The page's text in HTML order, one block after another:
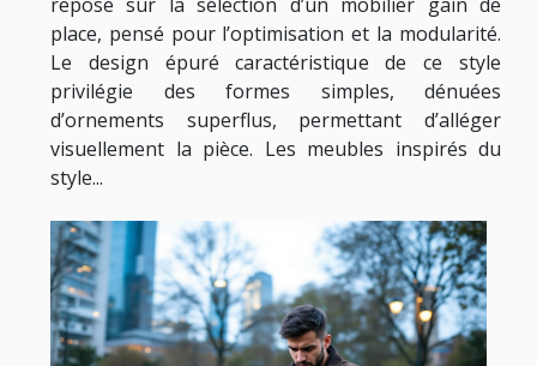
place, pensé pour l’optimisation et la modularité.
Le design épuré caractéristique de ce style
privilégie des formes simples, dénuées
d’ornements superflus, permettant d’alléger
visuellement la pièce. Les meubles inspirés du
style...